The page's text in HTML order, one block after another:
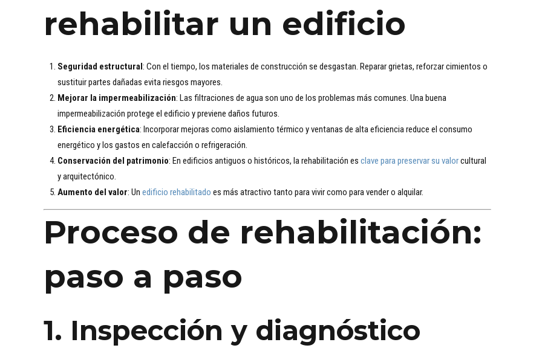
rehabilitar un edificio
Seguridad estructural: Con el tiempo, los materiales de construcción se desgastan. Reparar grietas, reforzar cimientos o
sustituir partes dañadas evita riesgos mayores.
Mejorar la impermeabilización: Las filtraciones de agua son uno de los problemas más comunes. Una buena
impermeabilización protege el edificio y previene daños futuros.
Eficiencia energética: Incorporar mejoras como aislamiento térmico y ventanas de alta eficiencia reduce el consumo
energético y los gastos en calefacción o refrigeración.
Conservación del patrimonio: En edificios antiguos o históricos, la rehabilitación es clave para preservar su valorcultural
y arquitectónico.
Aumento del valor: Un edificio rehabilitado es más atractivo tanto para vivir como para vender o alquilar.
Proceso de rehabilitación:
paso a paso
1. Inspección y diagnóstico